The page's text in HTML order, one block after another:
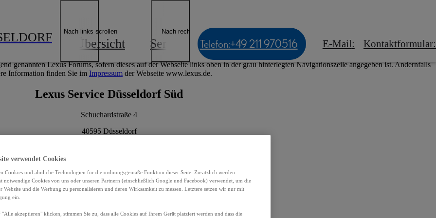
Übersicht Service News & Events
Nach links scrollen Nach rechts scrollen
Telefon:+49 211 970516 E-Mail: Kontaktformular:
Impressum
Internetangebot des nachfolgend genannten Lexus Forums, sondern zum Internetangebot der Toyota Deutschland GmbH (Lexus
genannten Lexus Forums, sofern dieses auf der Webseite links oben in der grau hinterlegten Navigationszeile angegeben ist. Andernfalls
Information finden Sie im Impressum der Webseite www.lexus.de.
Lexus Service Düsseldorf Süd
Schuchardstraße 4
40595 Düsseldorf
verwendet Cookies
Cookies und ähnliche Technologien für die ordnungsgemäße Funktion dieser Seite. Zusätzlich werden
notwendige Cookies von uns oder unseren Partnern (einschließlich Google und Facebook) verwendet, um die
Website und die Werbung zu personalisieren und deren Wirksamkeit zu messen. Letztere setzen wir nur mit
ein.
"Alle akzeptieren" klicken, stimmen Sie zu, dass alle Cookies auf Ihrem Gerät platziert werden und dass die